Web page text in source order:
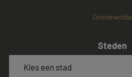
Oosterwolde
Steden